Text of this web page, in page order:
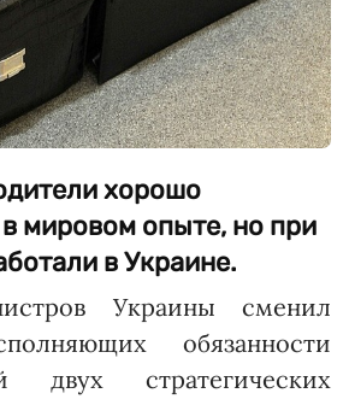
хорошо
мировом опыте, но при
в Украине.
Украины сменил
обязанности
двух стратегических